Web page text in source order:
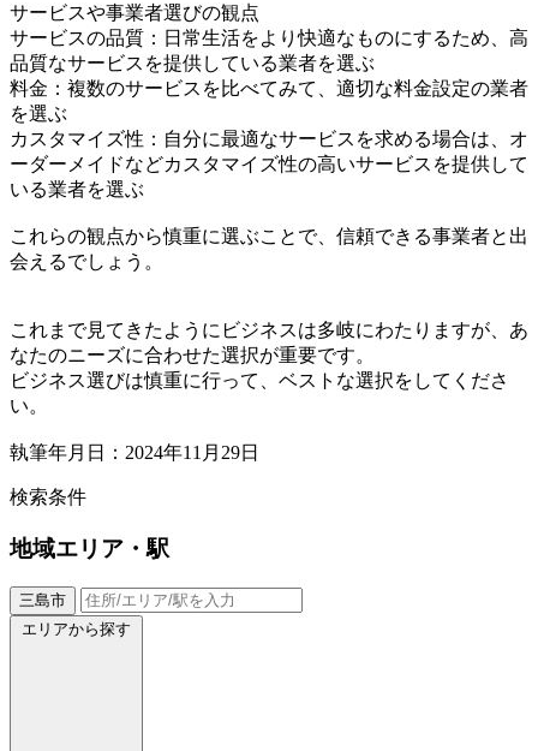
サービスや事業者選びの観点
サービスの品質：日常生活をより快適なものにするため、高
品質なサービスを提供している業者を選ぶ
料金：複数のサービスを比べてみて、適切な料金設定の業者
を選ぶ
カスタマイズ性：自分に最適なサービスを求める場合は、オ
ーダーメイドなどカスタマイズ性の高いサービスを提供して
いる業者を選ぶ
これらの観点から慎重に選ぶことで、信頼できる事業者と出
会えるでしょう。
これまで見てきたようにビジネスは多岐にわたりますが、あ
なたのニーズに合わせた選択が重要です。
ビジネス選びは慎重に行って、ベストな選択をしてくださ
い。
執筆年月日：2024年11月29日
検索条件
地域エリア・駅
三島市
エリアから探す